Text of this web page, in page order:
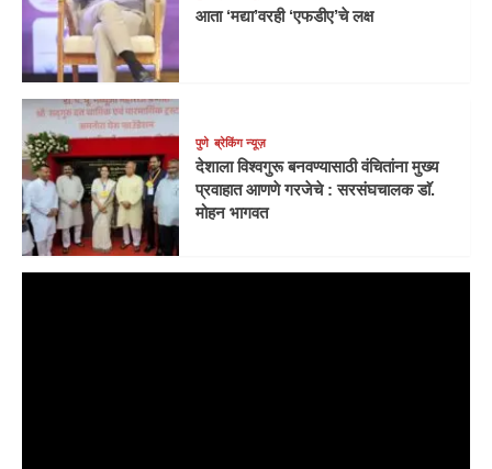
आता ‘मद्या’वरही ‘एफडीए’चे लक्ष
पुणे ब्रेकिंग न्यूज़
देशाला विश्वगुरू बनवण्यासाठी वंचितांना मुख्य
प्रवाहात आणणे गरजेचे : सरसंघचालक डाॅ.
मोहन भागवत